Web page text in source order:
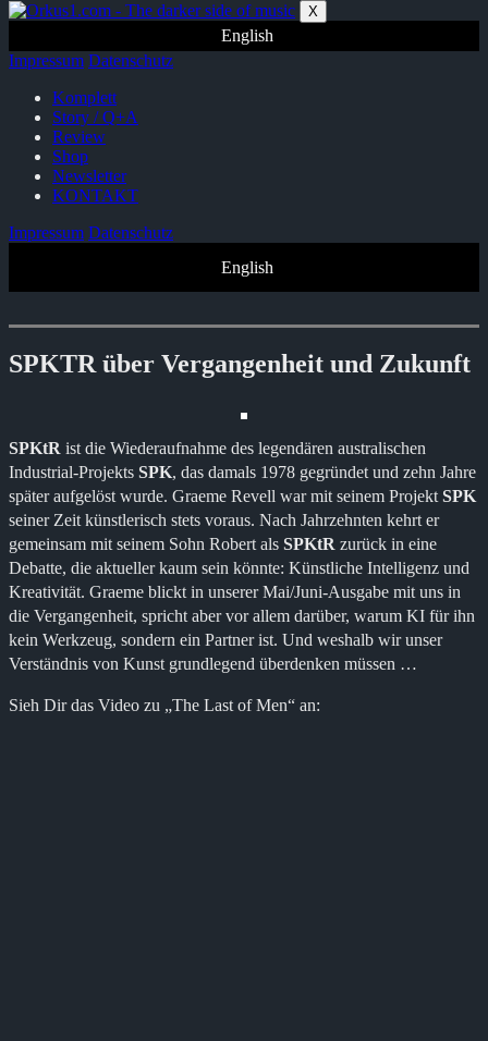
Zum
springen
X
English
Impressum Datenschutz
Komplett
Story / Q+A
Review
Shop
Newsletter
KONTAKT
Impressum Datenschutz
English
SPKTR über Vergangenheit und Zukunft
SPKtR ist die Wiederaufnahme des legendären australischen
Industrial-Projekts SPK, das damals 1978 gegründet und zehn Jahre
später aufgelöst wurde. Graeme Revell war mit seinem ProjektSPK
seiner Zeit künstlerisch stets voraus. Nach Jahrzehnten kehrt er
gemeinsam mit seinem Sohn Robert als SPKtR zurück in eine
Debatte, die aktueller kaum sein könnte: Künstliche Intelligenz und
Kreativität. Graeme blickt in unserer Mai/Juni-Ausgabe mit uns in
die Vergangenheit, spricht aber vor allem darüber, warum KI für ihn
kein Werkzeug, sondern ein Partner ist. Und weshalb wir unser
Verständnis von Kunst grundlegend überdenken müssen …
Sieh Dir das Video zu „The Last of Men“ an: